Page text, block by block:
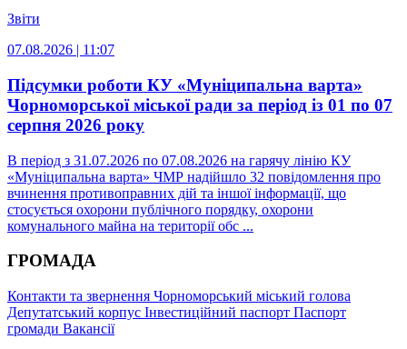
Звіти
07.08.2026 | 11:07
Підсумки роботи КУ «Муніципальна варта»
Чорноморської міської ради за період із 01 по 07
серпня 2026 року
В період з 31.07.2026 по 07.08.2026 на гарячу лінію КУ
«Муніципальна варта» ЧМР надійшло 32 повідомлення про
вчинення противоправних дій та іншої інформації, що
стосується охорони публічного порядку, охорони
комунального майна на території обс ...
ГРОМАДА
Контакти та звернення Чорноморський міський голова
Депутатський корпус Інвестиційний паспорт Паспорт
громади Вакансії